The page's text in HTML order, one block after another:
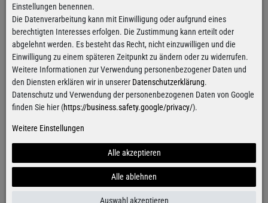
Kostenloser Versand
Gilt für Versand innerhalb Deutschlands
Alle Artikel sind innerhalbvon 24h versandfertig
Für Bestellungen von Montag bis Donnerstag
Kontaktformular
Facebook Instagram
Einstellungen benennen.
Die Datenverarbeitung kann mit Einwilligung oder aufgrund eines
berechtigten Interesses erfolgen. Die Zustimmung kann erteilt oder
abgelehnt werden. Es besteht das Recht, nicht einzuwilligen und die
Einwilligung zu einem späteren Zeitpunkt zu ändern oder zu widerrufen.
Weitere Informationen zur Verwendung personenbezogener Daten und
den Diensten erklären wir in unserer Datenschutzerklärung.
Datenschutz und Verwendung der personenbezogenen Daten von Google
finden Sie hier (https://business.safety.google/privacy/).
Weitere Einstellungen
Alle akzeptieren
Alle ablehnen
Auswahl akzeptieren